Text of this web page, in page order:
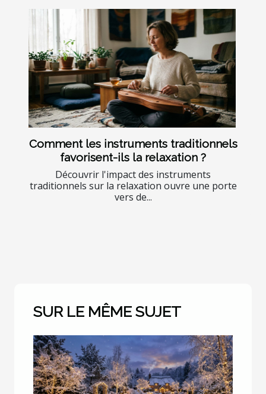
Comment les instruments traditionnels
favorisent-ils la relaxation ?
Découvrir l'impact des instruments
traditionnels sur la relaxation ouvre une porte
vers de...
SUR LE MÊME SUJET